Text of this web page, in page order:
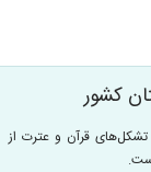
قرآن و عترت از